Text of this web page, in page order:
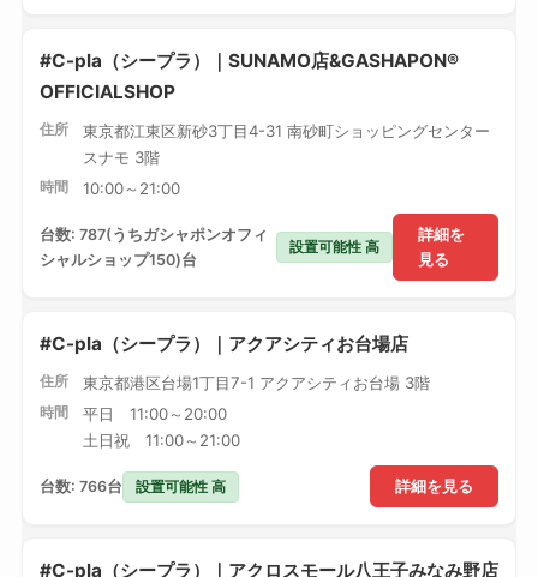
#C-pla（シープラ）｜SUNAMO店&GASHAPON®
OFFICIALSHOP
住所
東京都江東区新砂3丁目4-31 南砂町ショッピングセンター
スナモ 3階
時間 10:00～21:00
詳細を
見る
台数: 787(うちガシャポンオフィ
シャルショップ150)台
設置可能性 高
#C-pla（シープラ）｜アクアシティお台場店
住所 東京都港区台場1丁目7-1 アクアシティお台場 3階
時間
平日 11:00～20:00
土日祝 11:00～21:00
詳細を見る
台数: 766台 設置可能性 高
#C-pla（シープラ）｜アクロスモール八王子みなみ野店